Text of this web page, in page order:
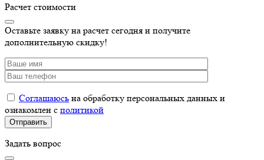
Расчет стоимости
Оставьте заявку на расчет сегодня и получите
дополнительную скидку!
Соглашаюсь на обработку персональных данных и
ознакомлен с политикой
Задать вопрос